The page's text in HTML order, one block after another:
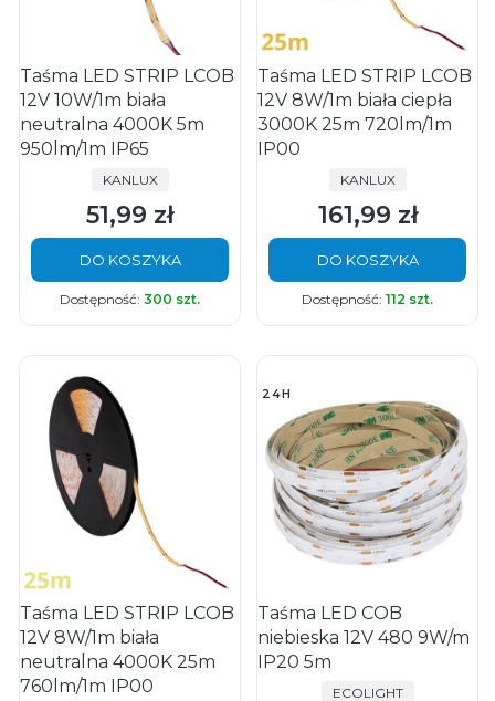
Taśma LED STRIP LCOB
12V 10W/1m biała
neutralna 4000K 5m
950lm/1m IP65
PRODUCENT
KANLUX
Cena
51,99 zł
DO KOSZYKA
Dostępność: 300 szt.
Taśma LED STRIP LCOB
12V 8W/1m biała ciepła
3000K 25m 720lm/1m
IP00
PRODUCENT
KANLUX
Cena
161,99 zł
DO KOSZYKA
Dostępność: 112 szt.
Taśma LED STRIP LCOB
12V 8W/1m biała
neutralna 4000K 25m
760lm/1m IP00
24H
Taśma LED COB
niebieska 12V 480 9W/m
IP20 5m
PRODUCENT
ECOLIGHT